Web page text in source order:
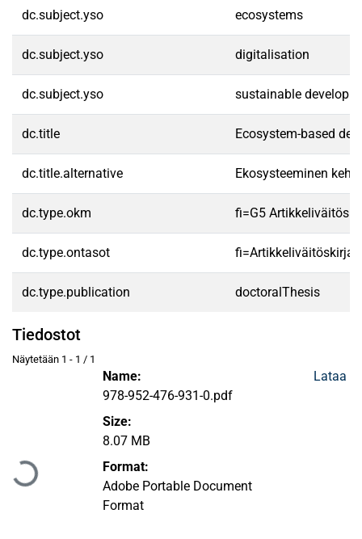
dc.subject.yso ecosystems
dc.subject.yso digitalisation
dc.subject.yso sustainable
dc.title Ecosystem-based
dc.title.alternative Ekosysteeminen
dc.type.okm fi=G5
dc.type.ontasot
dc.type.publication doctoralThesis
Tiedostot
Näytetään 1 - 1 / 1
Ladataan...
Name:
978-952-476-931-0.pdf
Size:
8.07 MB
Format:
Adobe Portable Document
Format
Lataa